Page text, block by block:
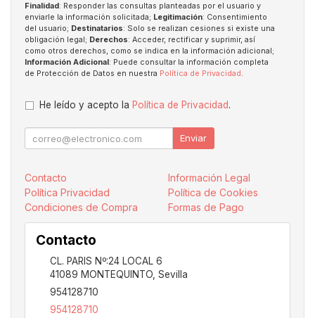
Finalidad: Responder las consultas planteadas por el usuario y
enviarle la información solicitada; Legitimación: Consentimiento
del usuario; Destinatarios: Solo se realizan cesiones si existe una
obligación legal; Derechos: Acceder, rectificar y suprimir, así
como otros derechos, como se indica en la información adicional;
Información Adicional: Puede consultar la información completa
de Protección de Datos en nuestra Política de Privacidad.
He leído y acepto la Política de Privacidad.
Enviar
Contacto
Información Legal
Política Privacidad
Política de Cookies
Condiciones de Compra
Formas de Pago
Contacto
CL. PARIS Nº:24 LOCAL 6
41089 MONTEQUINTO Sevilla
954128710
954128710